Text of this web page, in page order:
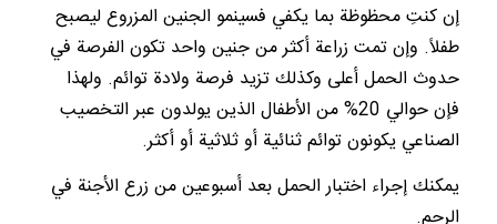
إن كنتِ محظوظة بما يكفي فسينمو الجنين المزروع ليصبح
طفلاً. وإن تمت زراعة أكثر من جنين واحد تكون الفرصة في
حدوث الحمل أعلى وكذلك تزيد فرصة ولادة توائم. ولهذا
فإن حوالي 20% من الأطفال الذين يولدون عبر التخصيب
الصناعي يكونون توائم ثنائية أو ثلاثية أو أكثر.
يمكنك إجراء اختبار الحمل بعد أسبوعين من زرع الأجنة في